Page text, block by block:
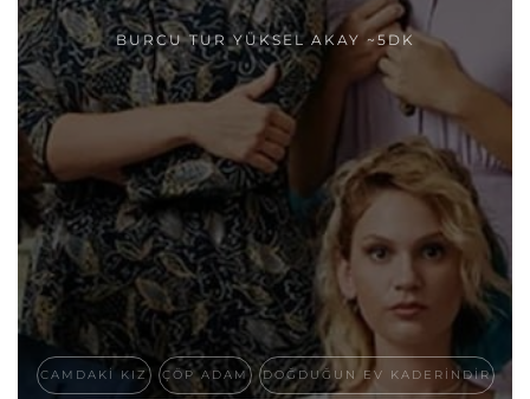
BURCU TUR YÜKSEL AKAY ~5DK
CAMDAKI KIZ ÇÖP ADAM DOĞDUĞUN EV KADERINDIR